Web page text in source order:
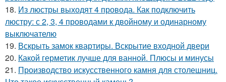
18. Из люстры выходят 4 провода. Как подключить
люстру: с 2, 3, 4 проводами к двойному и одинарному
выключателю
19. Вскрыть замок квартиры. Вскрытие входной двери
20. Какой герметик лучше для ванной. Плюсы и минусы
21. Производство искусственного камня для столешниц.